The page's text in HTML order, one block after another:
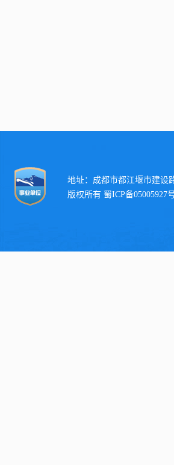
地址：成都市都江堰市建设
版权所有 蜀ICP备05005927